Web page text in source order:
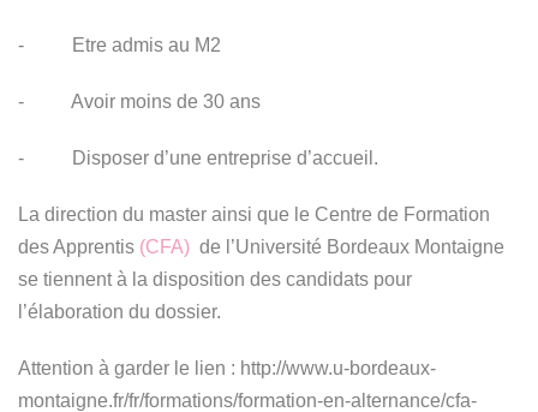
- Etre admis au M2
- Avoir moins de 30 ans
- Disposer d’une entreprise d’accueil.
La direction du master ainsi que le Centre de Formation
des Apprentis (CFA) de l’Université Bordeaux Montaigne
se tiennent à la disposition des candidats pour
l’élaboration du dossier.
Attention à garder le lien : http://www.u-bordeaux-
montaigne.fr/fr/formations/formation-en-alternance/cfa-